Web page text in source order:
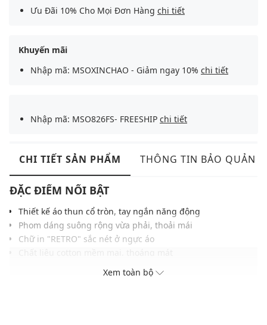
Ưu Đãi 10% Cho Mọi Đơn Hàng chi tiết
Khuyến mãi
Nhập mã: MSOXINCHAO - Giảm ngay 10% chi tiết
Nhập mã: MSO826FS- FREESHIP chi tiết
CHI TIẾT SẢN PHẨM THÔNG TIN BẢO QUẢN
ĐẶC ĐIỂM NỔI BẬT
Thiết kế áo thun cổ tròn, tay ngắn năng động
Phom dáng suông rộng vừa phải, thoải mái
Chữ in "RETRO" sắc nét ở ngực áo
Dễ phối với quần jeans, shorts hoặc chân váy
Xem toàn bộ